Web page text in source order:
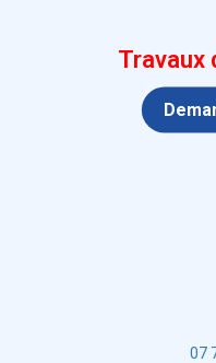
Travaux
07